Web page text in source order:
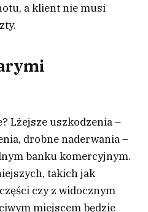
a klient nie musi
Lżejsze uszkodzenia –
drobne naderwania –
banku komercyjnym.
takich jak
czy z widocznym
miejscem będzie